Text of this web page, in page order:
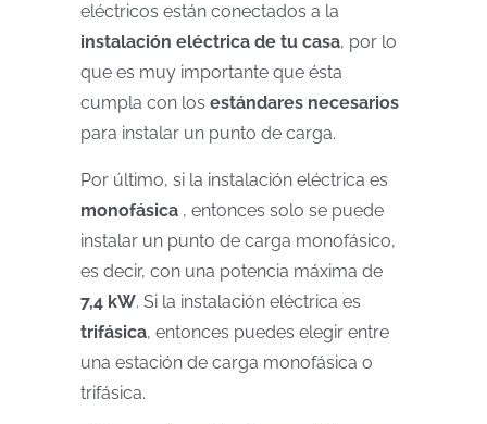
eléctricos están conectados a la
instalación eléctrica de tu casa, por lo
que es muy importante que ésta
cumpla con los estándares necesarios
para instalar un punto de carga.
Por último, si la instalación eléctrica es
monofásica , entonces solo se puede
instalar un punto de carga monofásico,
es decir, con una potencia máxima de
7,4 kW. Si la instalación eléctrica es
trifásica, entonces puedes elegir entre
una estación de carga monofásica o
trifásica.